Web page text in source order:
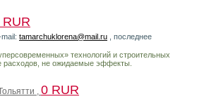
tamarchuklorena@mail.ru , последнее
технологий и строительных
расходов, не ожидаемые эффекты.
, 0 RUR